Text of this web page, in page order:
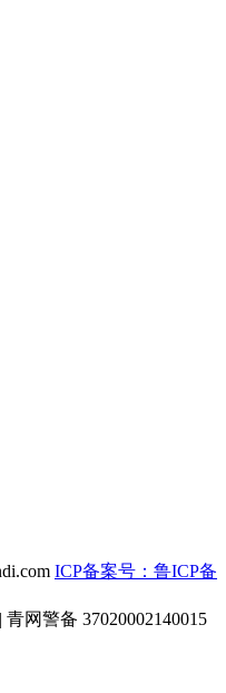
ICP备案号：鲁ICP备
网警备 37020002140015